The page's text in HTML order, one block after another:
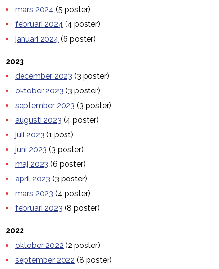
mars 2024 (5 poster)
februari 2024 (4 poster)
januari 2024 (6 poster)
2023
december 2023 (3 poster)
oktober 2023 (3 poster)
september 2023 (3 poster)
augusti 2023 (4 poster)
juli 2023 (1 post)
juni 2023 (3 poster)
maj 2023 (6 poster)
april 2023 (3 poster)
mars 2023 (4 poster)
februari 2023 (8 poster)
2022
oktober 2022 (2 poster)
september 2022 (8 poster)